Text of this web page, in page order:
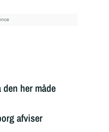
her måde
afviser